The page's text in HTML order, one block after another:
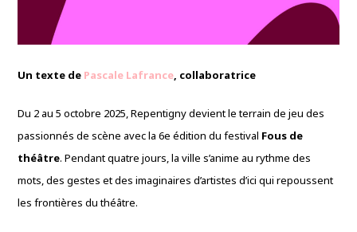
Un texte de Pascale Lafrance, collaboratrice
Du 2 au 5 octobre 2025, Repentigny devient le terrain de jeu des
passionnés de scène avec la 6e édition du festival Fous de
théâtre. Pendant quatre jours, la ville s’anime au rythme des
mots, des gestes et des imaginaires d’artistes d’ici qui repoussent
les frontières du théâtre.